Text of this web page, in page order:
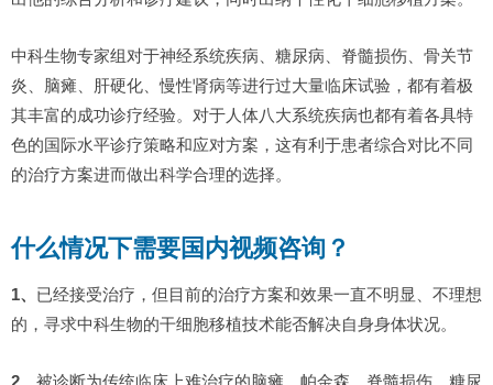
中科生物专家组对于神经系统疾病、糖尿病、脊髓损伤、骨关节
炎、脑瘫、肝硬化、慢性肾病等进行过大量临床试验，都有着极
其丰富的成功诊疗经验。对于人体八大系统疾病也都有着各具特
色的国际水平诊疗策略和应对方案，这有利于患者综合对比不同
的治疗方案进而做出科学合理的选择。
什么情况下需要国内视频咨询？
1、 已经接受治疗，但目前的治疗方案和效果一直不明显、不理想
的，寻求中科生物的干细胞移植技术能否解决自身身体状况。
2、 被诊断为传统临床上难治疗的脑瘫、帕金森、脊髓损伤、糖尿